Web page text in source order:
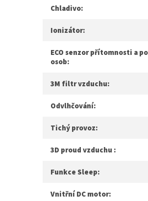
Chladivo:
Ionizátor:
ECO senzor přítomnosti a
osob:
3M filtr vzduchu:
Odvlhčování:
Tichý provoz:
3D proud vzduchu :
Funkce Sleep:
Vnitřní DC motor: